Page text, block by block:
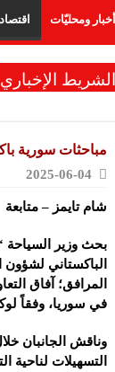
أخبار ومحليّات اقتصاد
الشريط الإخباري
مباحثات سورية
2025-06-04
شام تايمز – متابعة
بحث وزير السياحة
‏الباكستاني
المرافق؛ ‏آفاق
في سوريا، وفقاً
وناقش الجانبان
‏التسهيلات